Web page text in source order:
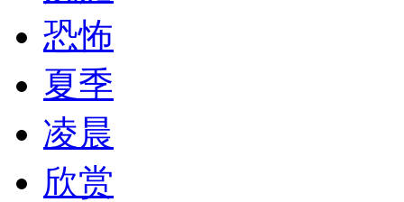
恐怖
夏季
凌晨
欣赏